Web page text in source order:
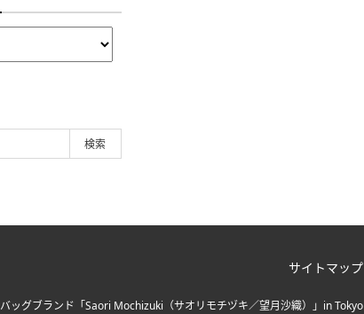
サイトマップ
バッグブランド「Saori Mochizuki（サオリモチヅキ／望月沙織）」in Tokyo